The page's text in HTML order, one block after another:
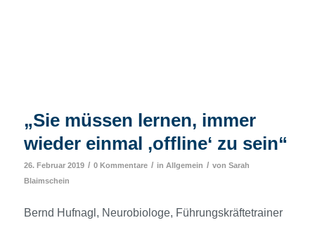
„Sie müssen lernen, immer
wieder einmal ‚offline‘ zu sein“
26. Februar 2019 / 0 Kommentare / in Allgemein / von Sarah
Blaimschein
Bernd Hufnagl, Neurobiologe, Führungskräftetrainer